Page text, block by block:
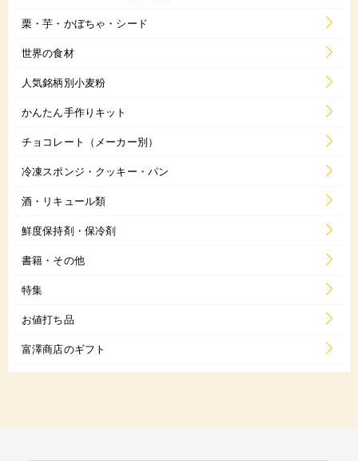
栗・芋・かぼちゃ・シード
世界の食材
人気銘柄別小麦粉
かんたん手作りキット
チョコレート（メーカー別）
冷凍スポンジ・クッキー・パン
酒・リキュール類
鮮度保持剤・保冷剤
書籍・その他
特集
お値打ち品
富澤商店のギフト